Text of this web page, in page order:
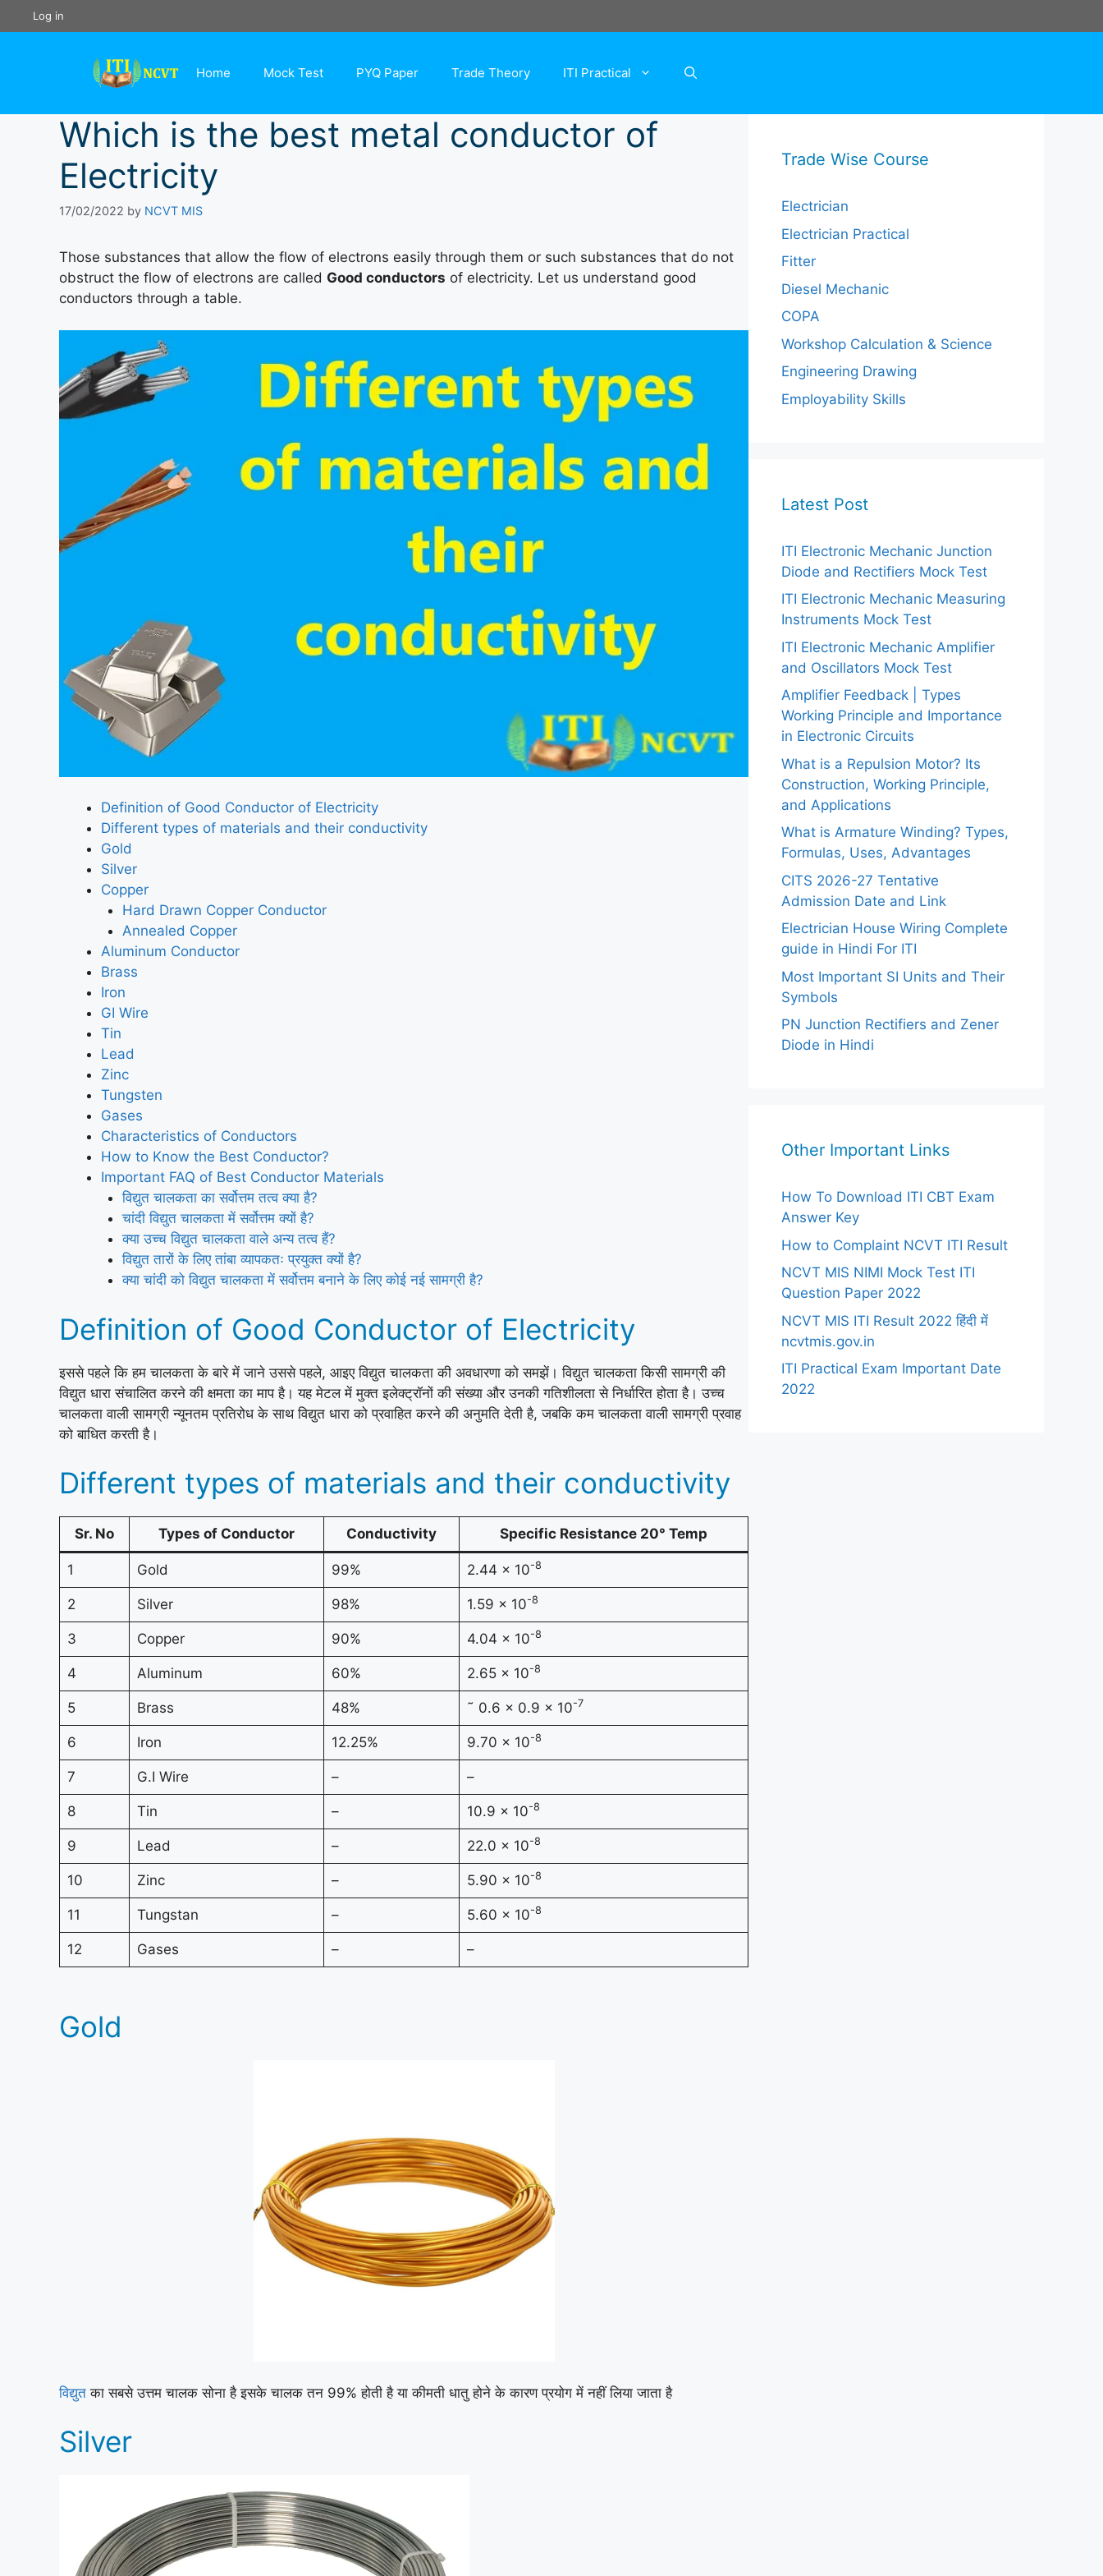
to
Log in
Home Mock Test PYQ Paper Trade Theory ITI Practical
Which is the best metal conductor of
Electricity
17/02/2022 by NCVT MIS
Those substances that allow the flow of electrons easily through them or such substances that do not
obstruct the flow of electrons are called Good conductors of electricity. Let us understand good
conductors through a table.
Definition of Good Conductor of Electricity
Different types of materials and their conductivity
Gold
Silver
Copper
Hard Drawn Copper Conductor
Annealed Copper
Aluminum Conductor
Brass
Iron
GI Wire
Tin
Lead
Zinc
Tungsten
Gases
Characteristics of Conductors
How to Know the Best Conductor?
Important FAQ of Best Conductor Materials
विद्युत चालकता का सर्वोत्तम तत्व क्या है?
चांदी विद्युत चालकता में सर्वोत्तम क्यों है?
क्या उच्च विद्युत चालकता वाले अन्य तत्व हैं?
विद्युत तारों के लिए तांबा व्यापकतः प्रयुक्त क्यों है?
क्या चांदी को विद्युत चालकता में सर्वोत्तम बनाने के लिए कोई नई सामग्री है?
Definition of Good Conductor of Electricity
इससे पहले कि हम चालकता के बारे में जाने उससे पहले, आइए विद्युत चालकता की अवधारणा को समझें। विद्युत चालकता किसी सामग्री की
विद्युत धारा संचालित करने की क्षमता का माप है। यह मेटल में मुक्त इलेक्ट्रॉनों की संख्या और उनकी गतिशीलता से निर्धारित होता है। उच्च
चालकता वाली सामग्री न्यूनतम प्रतिरोध के साथ विद्युत धारा को प्रवाहित करने की अनुमति देती है, जबकि कम चालकता वाली सामग्री प्रवाह
को बाधित करती है।
Different types of materials and their conductivity
Sr. No Types of Conductor Conductivity Specific Resistance 20° Temp
1 Gold 99% 2.44 x 10-8
2 Silver 98% 1.59 x 10-8
3 Copper 90% 4.04 x 10-8
4 Aluminum 60% 2.65 x 10-8
5 Brass 48% ˜ 0.6 x 0.9 x 10-7
6 Iron 12.25% 9.70 x 10-8
7 G.I Wire – –
8 Tin – 10.9 x 10-8
9 Lead – 22.0 x 10-8
10 Zinc – 5.90 x 10-8
11 Tungstan – 5.60 x 10-8
12 Gases – –
Gold
विद्युतका सबसे उत्तम चालक सोना है इसके चालक तन 99% होती है या कीमती धातु होने के कारण प्रयोग में नहीं लिया जाता है
Silver
Trade Wise Course
Electrician
Electrician Practical
Fitter
Diesel Mechanic
COPA
Workshop Calculation & Science
Engineering Drawing
Employability Skills
Latest Post
ITI Electronic Mechanic Junction
Diode and Rectifiers Mock Test
ITI Electronic Mechanic Measuring
Instruments Mock Test
ITI Electronic Mechanic Amplifier
and Oscillators Mock Test
Amplifier Feedback | Types
Working Principle and Importance
in Electronic Circuits
What is a Repulsion Motor? Its
Construction, Working Principle,
and Applications
What is Armature Winding? Types,
Formulas, Uses, Advantages
CITS 2026-27 Tentative
Admission Date and Link
Electrician House Wiring Complete
guide in Hindi For ITI
Most Important SI Units and Their
Symbols
PN Junction Rectifiers and Zener
Diode in Hindi
Other Important Links
How To Download ITI CBT Exam
Answer Key
How to Complaint NCVT ITI Result
NCVT MIS NIMI Mock Test ITI
Question Paper 2022
NCVT MIS ITI Result 2022 हिंदी में
ncvtmis.gov.in
ITI Practical Exam Important Date
2022